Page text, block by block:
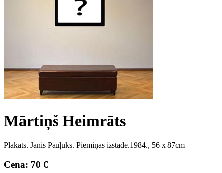
Mārtiņš Heimrāts
Plakāts. Jānis Pauļuks. Piemiņas izstāde.1984., 56 x 87cm
Cena: 70 €